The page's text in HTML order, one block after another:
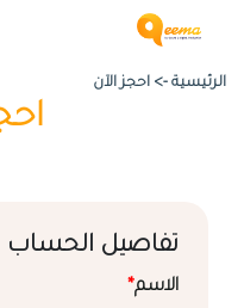
الرئيسية -> احجز الآن
تفاصيل الحساب
الاسم*